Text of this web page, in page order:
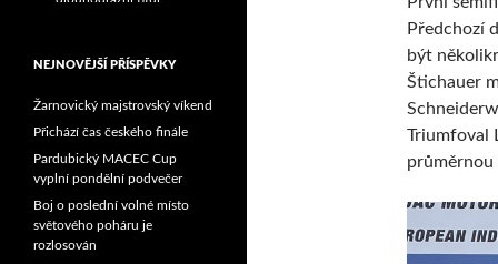
Předchozí
být
Štichauer
Triumfoval
NEJNOVĚJŠÍ PŘÍSPĚVKY
Žarnovický majstrovský víkend
Přichází čas českého finále
Pardubický MACEC Cup
vyplní pondělní podvečer
Boj o poslední volné místo
světového poháru je
rozlosován